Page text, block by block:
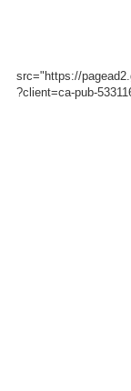
src="https://
?client=ca-pub-